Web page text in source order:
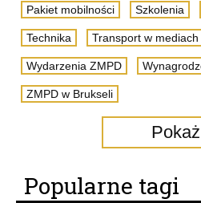
Pakiet mobilności Szkolenia
Technika Transport w mediach
Wydarzenia ZMPD
ZMPD w Brukseli
Pokaż
Popularne tagi